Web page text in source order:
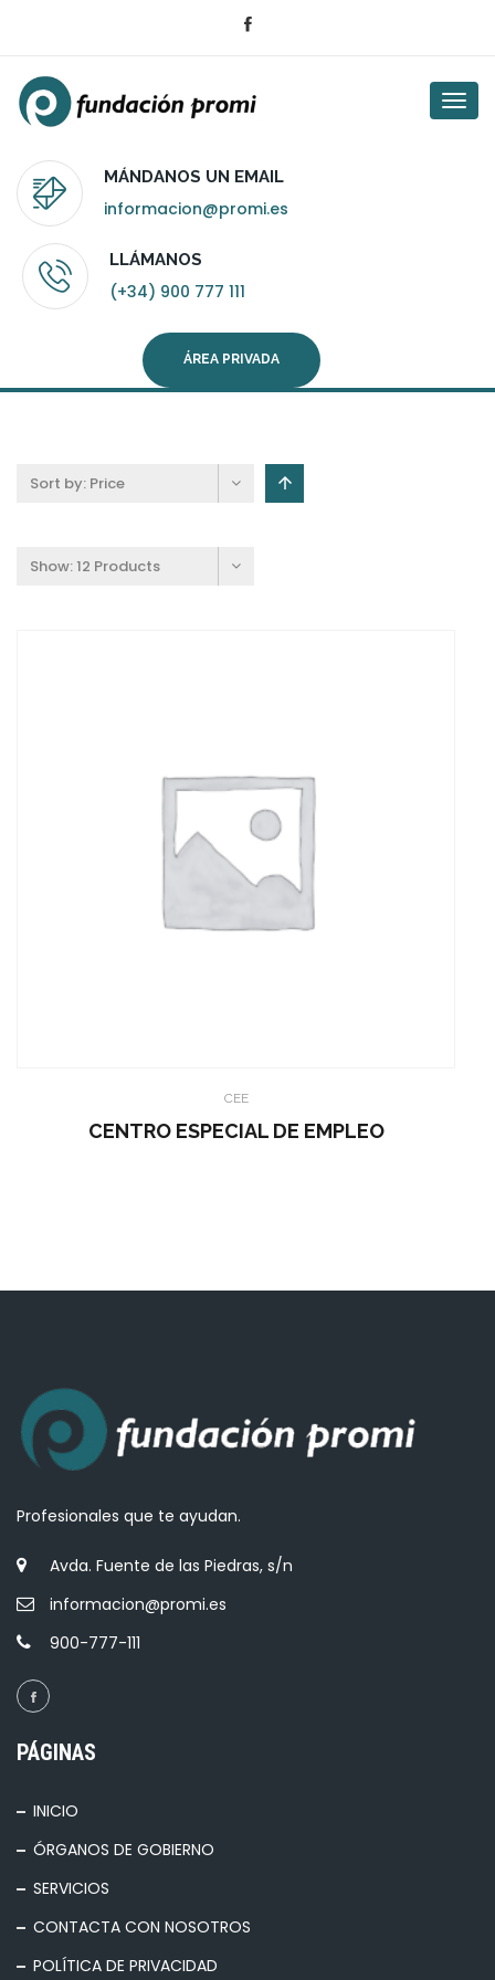
MÁNDANOS UN EMAIL
informacion@promi.es
LLÁMANOS
(+34) 900 777 111
ÁREA PRIVADA
Sort by: Price
Show:12 Products
CEE
CENTRO ESPECIAL DE EMPLEO
Profesionales que te ayudan.
Avda. Fuente de las Piedras, s/n
informacion@promi.es
900-777-111
PÁGINAS
INICIO
ÓRGANOS DE GOBIERNO
SERVICIOS
CONTACTA CON NOSOTROS
POLÍTICA DE PRIVACIDAD